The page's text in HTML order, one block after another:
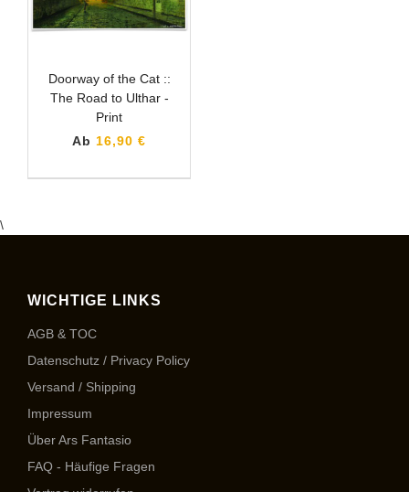
Doorway of the Cat ::
The Road to Ulthar -
Print
Ab 16,90 €
\
WICHTIGE LINKS
AGB & TOC
Datenschutz / Privacy Policy
Versand / Shipping
Impressum
Über Ars Fantasio
FAQ - Häufige Fragen